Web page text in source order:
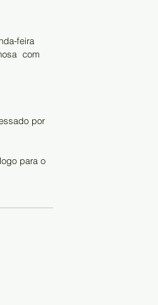
feira
com
por
para o